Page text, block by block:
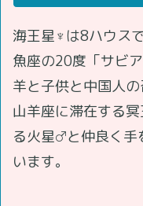
海王星♆は8ハウス
魚座の20度「サビ
羊と子供と中国人の
山羊座に滞在する
る火星♂と仲良く手
います。